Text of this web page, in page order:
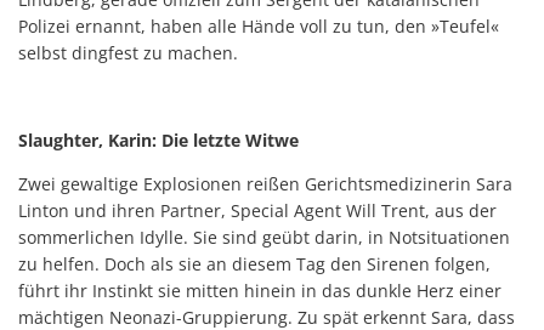
Polizei ernannt, haben alle Hände voll zu tun, den »Teufel«
selbst dingfest zu machen.
Slaughter, Karin: Die letzte Witwe
Zwei gewaltige Explosionen reißen Gerichtsmedizinerin Sara
Linton und ihren Partner, Special Agent Will Trent, aus der
sommerlichen Idylle. Sie sind geübt darin, in Notsituationen
zu helfen. Doch als sie an diesem Tag den Sirenen folgen,
führt ihr Instinkt sie mitten hinein in das dunkle Herz einer
mächtigen Neonazi-Gruppierung. Zu spät erkennt Sara, dass